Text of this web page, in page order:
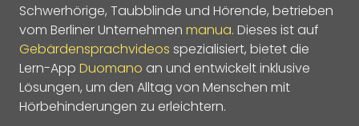
Schwerhörige, Taubblinde und Hörende, betrieben
vom Berliner Unternehmen manua. Dieses ist auf
Gebärdensprachvideos spezialisiert, bietet die
Lern-App Duomano an und entwickelt inklusive
Lösungen, um den Alltag von Menschen mit
Hörbehinderungen zu erleichtern.